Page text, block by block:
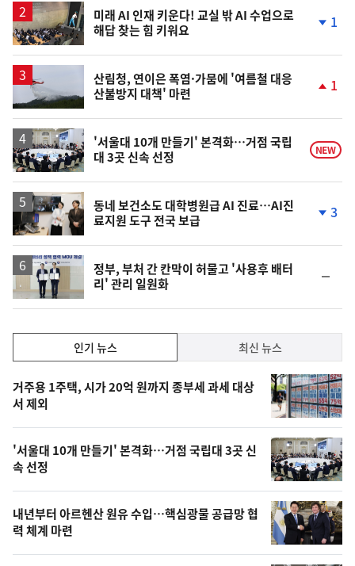
미래 AI 인재 키운다! 교실 밖 AI 수업으로
해답 찾는 힘 키워요
하
1
산림청, 연이은 폭염·가뭄에 '여름철 대응
산불방지 대책' 마련
상
승
1
'서울대 10개 만들기' 본격화…거점 국립
대 3곳 신속 선정
NEW
동네 보건소도 대학병원급 AI 진료…AI진
료지원 도구 전국 보급
하
3
정부, 부처 간 칸막이 허물고 '사용후 배터
리' 관리 일원화
일
기,
최
신,
오
늘
의
영
상
인기 뉴스 최신 뉴스
기
뉴
스
거주용 1주택, 시가 20억 원까지 종부세 과세 대상
서 제외
'서울대 10개 만들기' 본격화…거점 국립대 3곳 신
속 선정
내년부터 아르헨산 원유 수입…핵심광물 공급망 협
력 체계 마련